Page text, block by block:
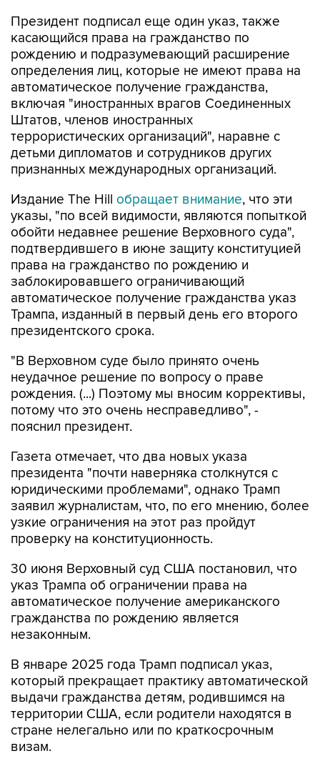
рождению и подразумевающий расширение
определения лиц, которые не имеют права на
автоматическое получение гражданства,
включая "иностранных врагов Соединенных
Штатов, членов иностранных
террористических организаций", наравне с
детьми дипломатов и сотрудников других
признанных международных организаций.
Издание The Hillобращает внимание, что эти
обойти недавнее решение Верховного суда",
подтвердившего в июне защиту конституцией
права на гражданство по рождению и
заблокировавшего ограничивающий
автоматическое получение гражданства указ
Трампа, изданный в первый день его второго
президентского срока.
"В Верховном суде было принято очень
рождения. (...) Поэтому мы вносим коррективы,
потому что это очень несправедливо", -
пояснил президент.
Газета отмечает, что два новых указа
юридическими проблемами", однако Трамп
заявил журналистам, что, по его мнению, более
узкие ограничения на этот раз пройдут
проверку на конституционность.
30 июня Верховный суд США постановил, что
автоматическое получение американского
гражданства по рождению является
незаконным.
В январе 2025 года Трамп подписал указ,
выдачи гражданства детям, родившимся на
территории США, если родители находятся в
стране нелегально или по краткосрочным
визам.
Право на гражданство по рождению